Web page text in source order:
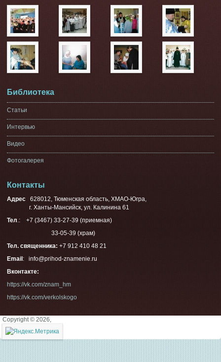
Библиотека
Статьи
Интервью
Видео
Фотогалерея
Контакты
Адрес 628012, Тюменская область, ХМАО-Югра,
г. Ханты-Мансийск, ул. Калинина 61
Тел.: +7 (3467) 33-27-39 (приемная)
33-05-39 (храм)
Тел. священника:+7 912 410 48 21
Email : info@prihod-znamenie.ru
Вконтакте:
https://vk.com/znam_hm
https://vk.com/verkolskogo
Copyright © 2026,